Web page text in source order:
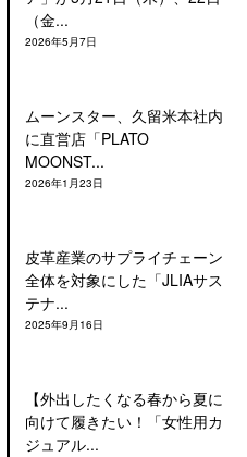
（金...
2026年5月7日
ムーンスター、久留米本社内
に直営店「PLATO
MOONST...
2026年1月23日
皮革産業のサプライチェーン
全体を対象にした「JLIAサス
テナ...
2025年9月16日
【外出したくなる春から夏に
向けて履きたい！「女性用カ
ジュアル...